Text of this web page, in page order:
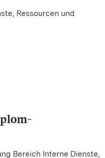
Ressourcen und
Bereich Interne Dienste,